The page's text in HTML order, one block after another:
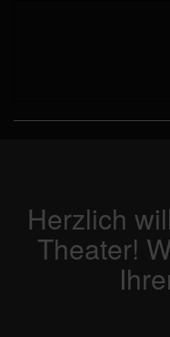
Herzlich
Theater!